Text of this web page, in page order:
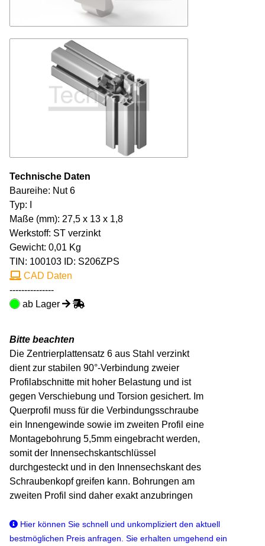
Technische Daten
Baureihe: Nut 6
Typ: I
Maße (mm): 27,5 x 13 x 1,8
Werkstoff: ST verzinkt
Gewicht: 0,01 Kg
TIN: 100103 ID: S206ZPS
CAD Daten
---------------
ab Lager
Bitte beachten
Die Zentrierplattensatz 6 aus Stahl verzinkt
dient zur stabilen 90°-Verbindung zweier
Profilabschnitte mit hoher Belastung und ist
gegen Verschiebung und Torsion gesichert. Im
Querprofil muss für die Verbindungsschraube
ein Innengewinde sowie im zweiten Profil eine
Montagebohrung 5,5mm eingebracht werden,
somit der Innensechskantschlüssel
durchgesteckt und in den Innensechskant des
Schraubenkopf greifen kann. Bohrungen am
zweiten Profil sind daher exakt anzubringen
Hier können Sie schnell und unkompliziert den aktuell
bestmöglichen Preis anfragen. Sie erhalten umgehend ein